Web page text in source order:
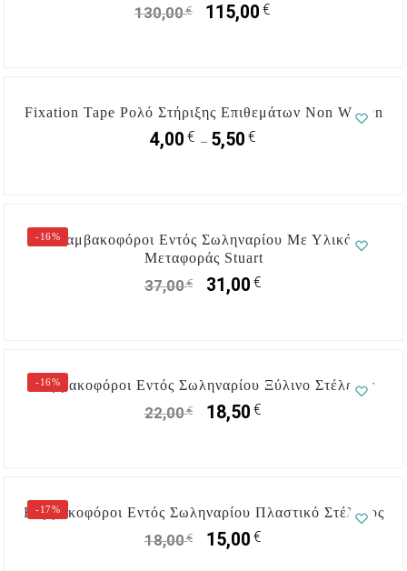
130,00€ 115,00€
Fixation Tape Ρολό Στήριξης Επιθεμάτων Non Woven
4,00€ – 5,50€
-16%Βαμβακοφόροι Εντός Σωληναρίου Με Υλικό
Μεταφοράς Stuart
37,00€ 31,00€
-16%
Βαμβακοφόροι Εντός Σωληναρίου Ξύλινο Στέλεχος
22,00€ 18,50€
-17%
Βαμβακοφόροι Εντός Σωληναρίου Πλαστικό Στέλεχος
18,00€ 15,00€